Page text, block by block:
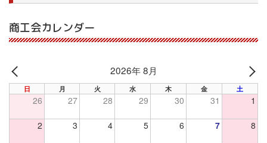
商工会カレンダー
PREV
2026年 8月
日 月 火 水 木 金 土
26 27 28 29 30 31 1
2 3 4 5 6 7 8